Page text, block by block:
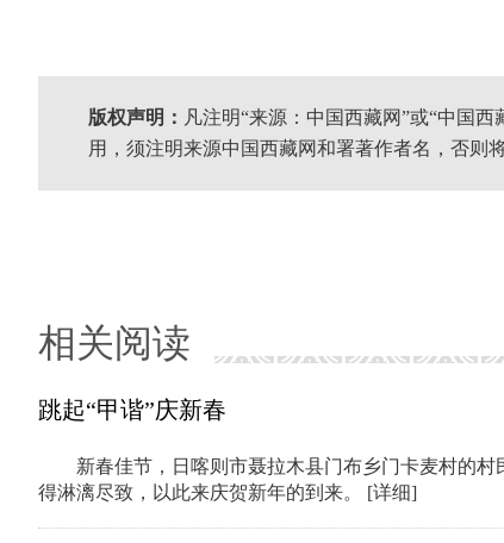
版权声明： 凡注明“来源：中国西藏网”或“中国
用，须注明来源中国西藏网和署著作者名，否则
相关阅读
跳起“甲谐”庆新春
新春佳节，日喀则市聂拉木县门布乡门卡麦村的
得淋漓尽致，以此来庆贺新年的到来。 [详细]